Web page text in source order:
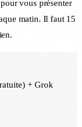
vous présenter
matin. Il faut 15
+ Grok